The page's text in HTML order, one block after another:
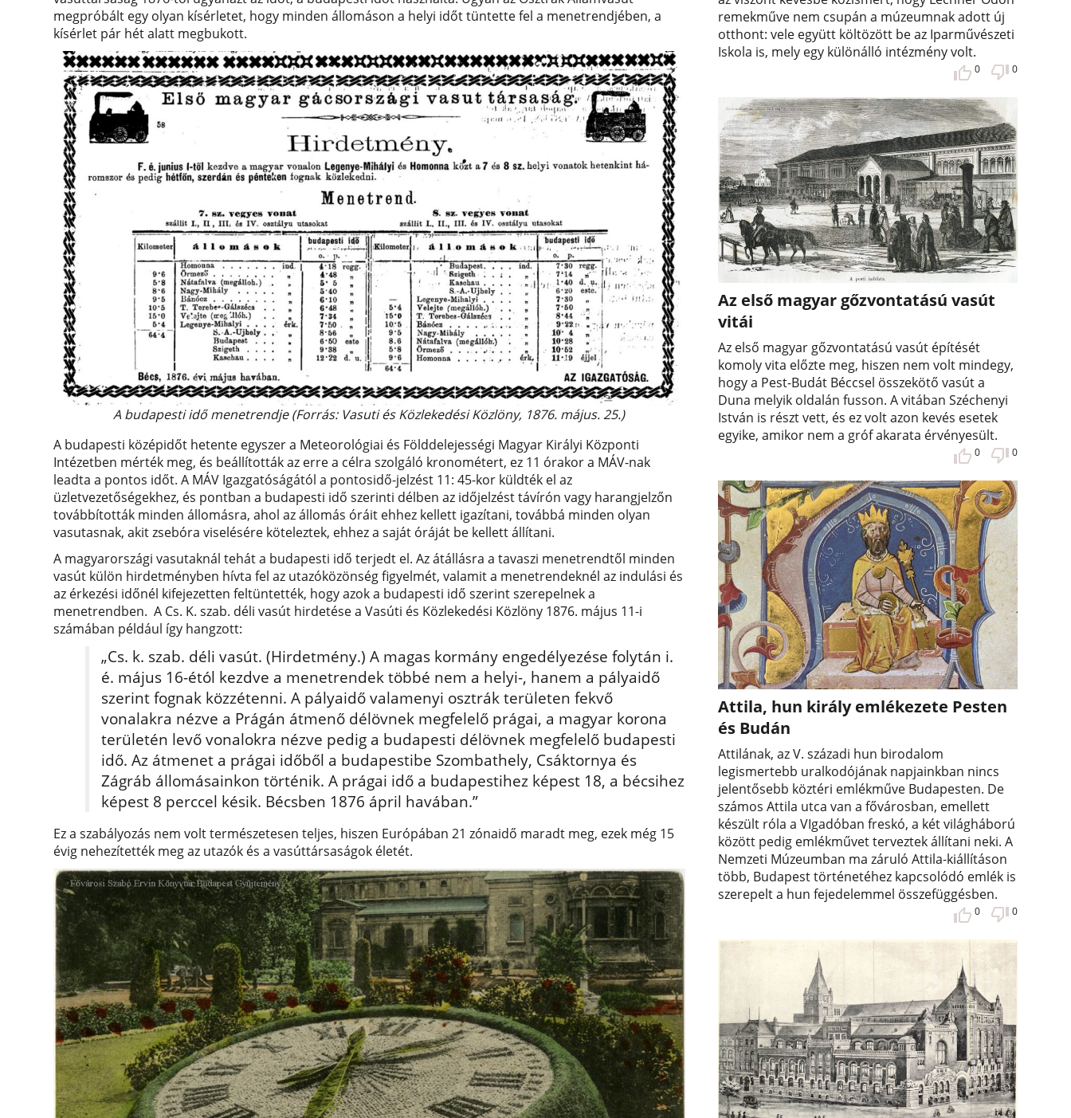
megpróbált egy olyan kísérletet, hogy minden állomáson a helyi időt tüntette fel a menetrendjében, a
kísérlet pár hét alatt megbukott.
A budapesti idő menetrendje (Forrás: Vasuti és Közlekedési Közlöny, 1876. május. 25.)
A budapesti középidőt hetente egyszer a Meteorológiai és Földdelejességi Magyar Királyi Központi
Intézetben mérték meg, és beállították az erre a célra szolgáló kronométert, ez 11 órakor a MÁV-nak
leadta a pontos időt. A MÁV Igazgatóságától a pontosidő-jelzést 11: 45-kor küldték el az
üzletvezetőségekhez, és pontban a budapesti idő szerinti délben az időjelzést távírón vagy harangjelzőn
továbbították minden állomásra, ahol az állomás óráit ehhez kellett igazítani, továbbá minden olyan
vasutasnak, akit zsebóra viselésére köteleztek, ehhez a saját óráját be kellett állítani.
A magyarországi vasutaknál tehát a budapesti idő terjedt el. Az átállásra a tavaszi menetrendtől minden
vasút külön hirdetményben hívta fel az utazóközönség figyelmét, valamit a menetrendeknél az indulási és
az érkezési időnél kifejezetten feltüntették, hogy azok a budapesti idő szerint szerepelnek a
menetrendben. A Cs. K. szab. déli vasút hirdetése a Vasúti és Közlekedési Közlöny 1876. május 11-i
számában például így hangzott:
„Cs. k. szab. déli vasút. (Hirdetmény.) A magas kormány engedélyezése folytán i.
é. május 16-étól kezdve a menetrendek többé nem a helyi-, hanem a pályaidő
szerint fognak közzétenni. A pályaidő valamenyi osztrák területen fekvő
vonalakra nézve a Prágán átmenő délövnek megfelelő prágai, a magyar korona
területén levő vonalokra nézve pedig a budapesti délövnek megfelelő budapesti
idő. Az átmenet a prágai időből a budapestibe Szombathely, Csáktornya és
Zágráb állomásainkon történik. A prágai idő a budapestihez képest 18, a bécsihez
képest 8 perccel késik. Bécsben 1876 ápril havában.”
Ez a szabályozás nem volt természetesen teljes, hiszen Európában 21 zónaidő maradt meg, ezek még 15
évig nehezítették meg az utazók és a vasúttársaságok életét.
remekműve nem csupán a múzeumnak adott új
otthont: vele együtt költözött be az Iparművészeti
Iskola is, mely egy különálló intézmény volt.
0 0
Az első magyar gőzvontatású vasút
vitái
Az első magyar gőzvontatású vasút építését
komoly vita előzte meg, hiszen nem volt mindegy,
hogy a Pest-Budát Béccsel összekötő vasút a
Duna melyik oldalán fusson. A vitában Széchenyi
István is részt vett, és ez volt azon kevés esetek
egyike, amikor nem a gróf akarata érvényesült.
0 0
Attila, hun király emlékezete Pesten
és Budán
Attilának, az V. századi hun birodalom
legismertebb uralkodójának napjainkban nincs
jelentősebb köztéri emlékműve Budapesten. De
számos Attila utca van a fővárosban, emellett
készült róla a VIgadóban freskó, a két világháború
között pedig emlékművet terveztek állítani neki. A
Nemzeti Múzeumban ma záruló Attila-kiállításon
több, Budapest történetéhez kapcsolódó emlék is
szerepelt a hun fejedelemmel összefüggésben.
0 0